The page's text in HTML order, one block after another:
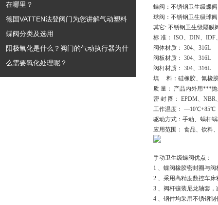
在哪里？
德国VATTEN法登阀门为您讲解气动塑料
蝶阀分类及选用
阳极氧化是什么？阀门的气动执行器为什
么需要氧化处理呢？
蝶阀：不锈钢卫生级蝶
球阀：不锈钢卫生级球
其它: 不锈钢卫生级隔膜
标 准： ISO、DIN、IDF
阀体材质： 304、316L
阀板材质： 304、316L
阀杆材质： 304、316L
填     料：硅橡胶、氟橡
质 量： 产品内外用***
密 封 圈： EPDM、NBR
工作温度： —10℃+85℃
驱动方式：手动、蜗杆
应用范围： 食品、饮料
手动卫生级蝶阀优点：
1 、蝶阀橡胶密封圈与
2 、采用高精度数控车
3 、阀杆镶装尼龙轴套
4 、钢件均采用不锈钢